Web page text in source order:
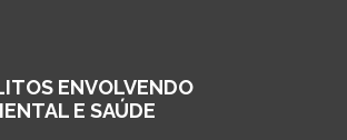
ENVOLVENDO
E SAÚDE